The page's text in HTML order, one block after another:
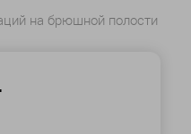
на брюшной полости